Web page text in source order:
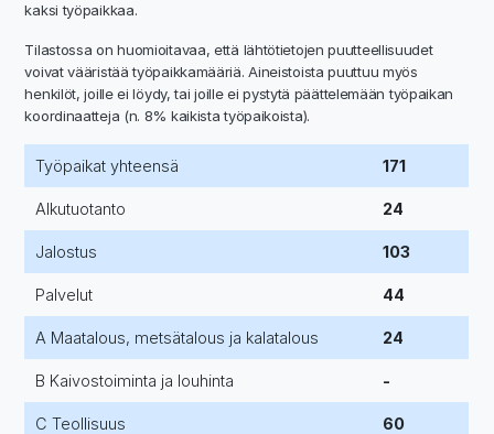
kaksi työpaikkaa.
Tilastossa on huomioitavaa, että lähtötietojen puutteellisuudet
voivat vääristää työpaikkamääriä. Aineistoista puuttuu myös
henkilöt, joille ei löydy, tai joille ei pystytä päättelemään työpaikan
koordinaatteja (n. 8% kaikista työpaikoista).
Työpaikat yhteensä 171
Alkutuotanto 24
Jalostus 103
Palvelut 44
A Maatalous, metsätalous ja kalatalous 24
B Kaivostoiminta ja louhinta -
C Teollisuus 60